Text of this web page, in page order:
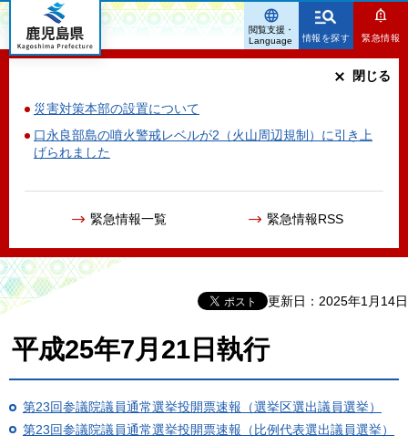
鹿児島県
情報を探す 緊急情報
災害対策本部の設置について
口永良部島の噴火警戒レベルが2（火山周辺規制）に引き上
げられました
緊急情報一覧 緊急情報RSS
閉じる
閲覧支援・
Language
更新日：2025年1月14日
平成25年7月21日執行
第23回参議院議員通常選挙投開票速報（選挙区選出議員選挙）
第23回参議院議員通常選挙投開票速報（比例代表選出議員選挙）